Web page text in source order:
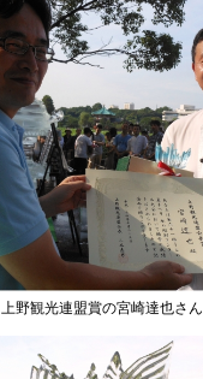
上野観光連盟賞の宮崎達也さん